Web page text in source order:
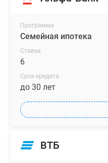
Программа
Семейная ипотека
Ставка
6
Срок кредита
до 30 лет
ВТБ